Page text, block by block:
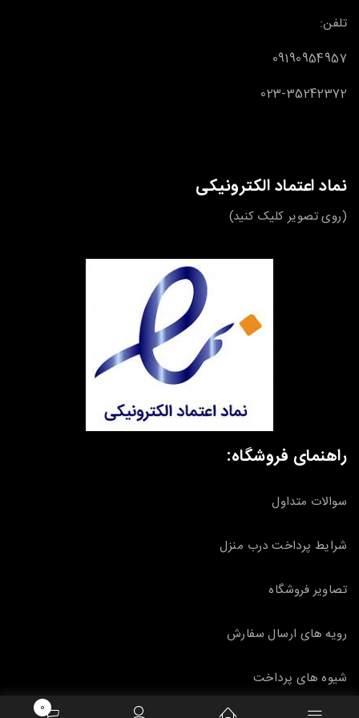
تلفن:
09190954957
023-35242372
نماد اعتماد الکترونیکی
(روی تصویر کلیک کنید)
راهنمای فروشگاه:
سوالات متداول
شرایط پرداخت درب منزل
تصاویر فروشگاه
رویه های ارسال سفارش
شیوه های پرداخت
0